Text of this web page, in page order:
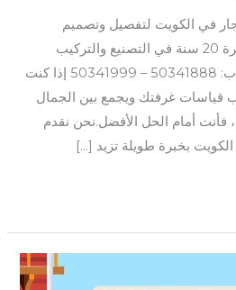
في الكويت لتفصيل وتصميم
الكبتات حسب المقاس بخبرة 20 سنة في التصنيع والتركيب
اتصل أو واتساب: 50341888 – 50341999 إذا كنت
غرفتك ويجمع بين الجمال
فأنت أمام الحل الأفضل.نحن نقدم
بخبرة طويلة تزيد […]